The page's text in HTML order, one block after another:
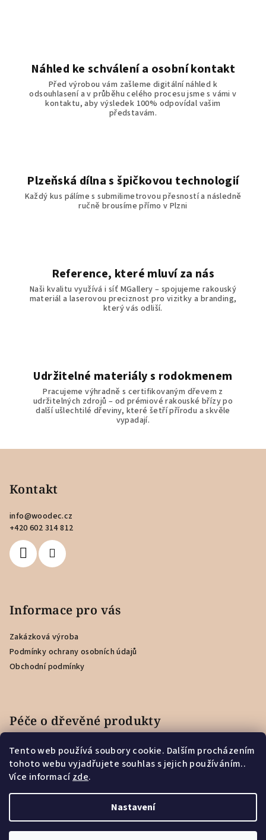
Tento web používá soubory cookie. Dalším procházením
tohoto webu vyjadřujete souhlas s jejich používáním..
Více informacízde.
Nastavení
í
p
r
v
k
p
i
s
u
Náhled ke schválení a osobní kontakt
Před výrobou vám zašleme digitální náhled k
odsouhlasení a v průběhu celého procesu jsme s vámi v
kontaktu, aby výsledek 100% odpovídal vašim
představám.
Plzeňská dílna s špičkovou technologií
Každý kus pálíme s submilimetrovou přesností a následně
ručně brousíme přímo v Plzni
Reference, které mluví za nás
Naši kvalitu využívá i síť MGallery – spojujeme rakouský
materiál a laserovou preciznost pro vizitky a branding,
který vás odliší.
Udržitelné materiály s rodokmenem
Pracujeme výhradně s certifikovaným dřevem z
udržitelných zdrojů – od prémiové rakouské břízy po
další ušlechtilé dřeviny, které šetří přírodu a skvěle
vypadají.
Kontakt
info@woodec.cz
+420 602 314 812
Informace pro vás
Zakázková výroba
Podmínky ochrany osobních údajů
Obchodní podmínky
Péče o dřevěné produkty
Jak se starat o dřevěnou záložku?
Jak se starat o Feedbacker?